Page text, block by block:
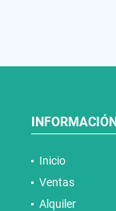
INFORMACIÓN
Inicio
Ventas
Alquiler